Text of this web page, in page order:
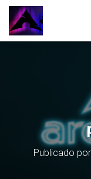
Publicado por